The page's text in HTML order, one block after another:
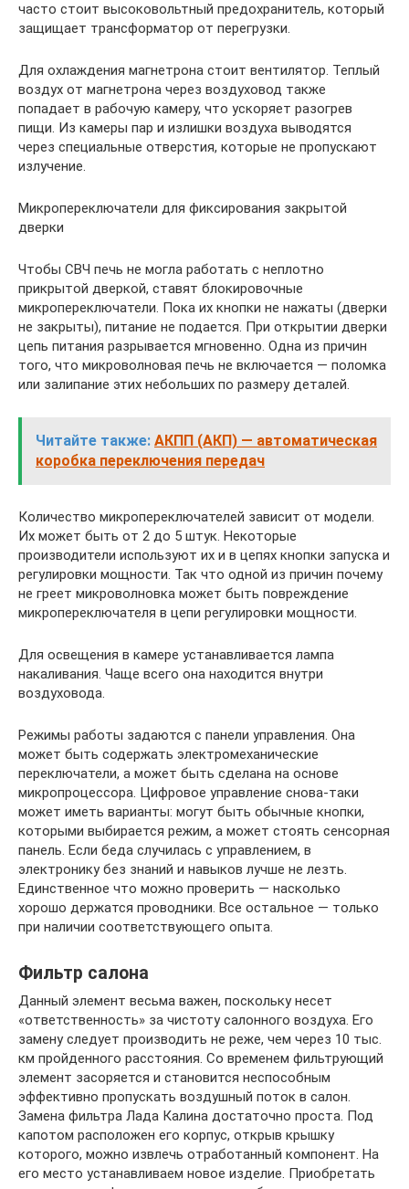
часто стоит высоковольтный предохранитель, который
защищает трансформатор от перегрузки.
Для охлаждения магнетрона стоит вентилятор. Теплый
воздух от магнетрона через воздуховод также
попадает в рабочую камеру, что ускоряет разогрев
пищи. Из камеры пар и излишки воздуха выводятся
через специальные отверстия, которые не пропускают
излучение.
Микропереключатели для фиксирования закрытой
дверки
Чтобы СВЧ печь не могла работать с неплотно
прикрытой дверкой, ставят блокировочные
микропереключатели. Пока их кнопки не нажаты (дверки
не закрыты), питание не подается. При открытии дверки
цепь питания разрывается мгновенно. Одна из причин
того, что микроволновая печь не включается — поломка
или залипание этих небольших по размеру деталей.
Читайте также: АКПП (АКП) — автоматическая
коробка переключения передач
Количество микропереключателей зависит от модели.
Их может быть от 2 до 5 штук. Некоторые
производители используют их и в цепях кнопки запуска и
регулировки мощности. Так что одной из причин почему
не греет микроволновка может быть повреждение
микропереключателя в цепи регулировки мощности.
Для освещения в камере устанавливается лампа
накаливания. Чаще всего она находится внутри
воздуховода.
Режимы работы задаются с панели управления. Она
может быть содержать электромеханические
переключатели, а может быть сделана на основе
микропроцессора. Цифровое управление снова-таки
может иметь варианты: могут быть обычные кнопки,
которыми выбирается режим, а может стоять сенсорная
панель. Если беда случилась с управлением, в
электронику без знаний и навыков лучше не лезть.
Единственное что можно проверить — насколько
хорошо держатся проводники. Все остальное — только
при наличии соответствующего опыта.
Фильтр салона
Данный элемент весьма важен, поскольку несет
«ответственность» за чистоту салонного воздуха. Его
замену следует производить не реже, чем через 10 тыс.
км пройденного расстояния. Со временем фильтрующий
элемент засоряется и становится неспособным
эффективно пропускать воздушный поток в салон.
Замена фильтра Лада Калина достаточно проста. Под
капотом расположен его корпус, открыв крышку
которого, можно извлечь отработанный компонент. На
его место устанавливаем новое изделие. Приобретать